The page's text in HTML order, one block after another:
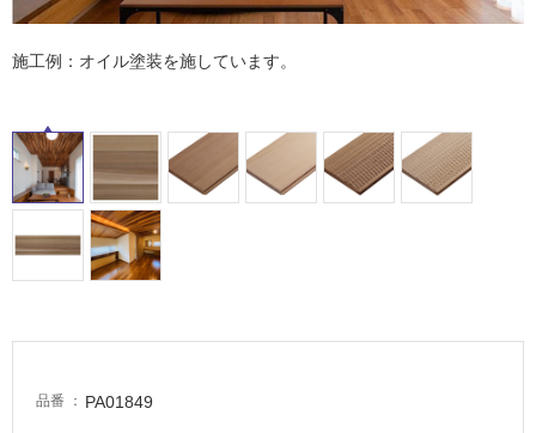
施工例：オイル塗装を施しています。
品番 PA01849
ル
床・
屋
外
床・
車